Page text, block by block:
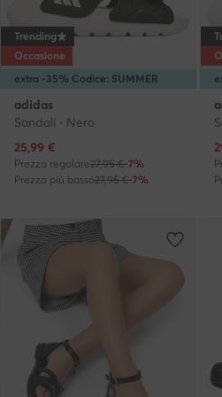
extra -35% Codice: SUMMER
Trending
Occasione
adidas
Sandali · Nero
Prezzo attuale
25,99 €
Prezzo regolare27,95 €-7%
Prezzo più basso27,95 €-7%